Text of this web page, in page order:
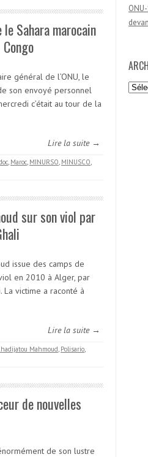
Sahara marocain
général de l’ONU, le
son envoyé personnel
c’était au tour de la
Lire la suite →
, Maroc, MINURSO, MINUSCO,
sur son viol par
issue des camps de
en 2010 à Alger, par
La victime a raconté à
Lire la suite →
Mahmoud, Polisario,
de nouvelles
de son lustre